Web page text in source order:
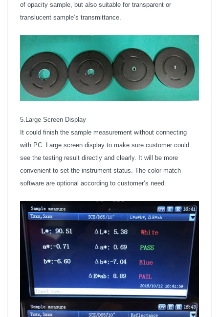
of opacity sample, but also suitable for transparent or
translucent sample’s transmittance.
5.Large Screen Display
It could finish the sample measurement without connecting
with PC. Large screen display to make sure customer could
see the testing result directly and clearly. It will be more
convenient to set the instrument status. The color match
software are optional according to customer’s need.